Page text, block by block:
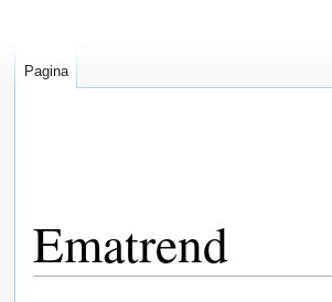
Ematrend
Pagina